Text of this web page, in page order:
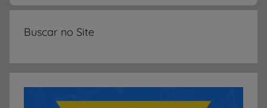
s
p
a
P
Buscar no Site